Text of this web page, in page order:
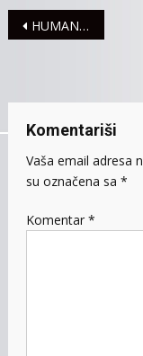
Navigacija
HUMANITARNI KONCERT “ZA NAŠE DEVOJČICE” 8.APRILA
Komentariši
Vaša email adresa
su označena sa *
Komentar *